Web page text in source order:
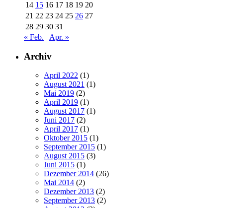
14 15 16 17 18 19 20
21 22 23 24 25 26 27
28 29 30 31
« Feb.
Apr. »
Archiv
April 2022 (1)
August 2021 (1)
Mai 2019 (2)
April 2019 (1)
August 2017 (1)
Juni 2017 (2)
April 2017 (1)
Oktober 2015 (1)
September 2015 (1)
August 2015 (3)
Juni 2015 (1)
Dezember 2014 (26)
Mai 2014 (2)
Dezember 2013 (2)
September 2013 (2)